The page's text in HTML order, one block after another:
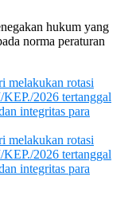
hukum yang
norma peraturan